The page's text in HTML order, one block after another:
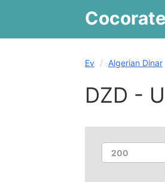
Cocorate
Ev Algerian Dinar
DZD -